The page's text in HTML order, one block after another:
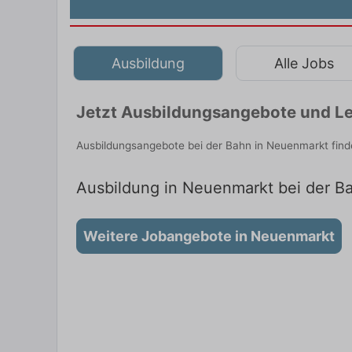
Ausbildung Alle Jobs
Jetzt Ausbildungsangebote und
Ausbildungsangebote bei der Bahn in Neuenmarkt
Ausbildung in Neuenmarkt bei der
Weitere Jobangebote in Neuenmarkt